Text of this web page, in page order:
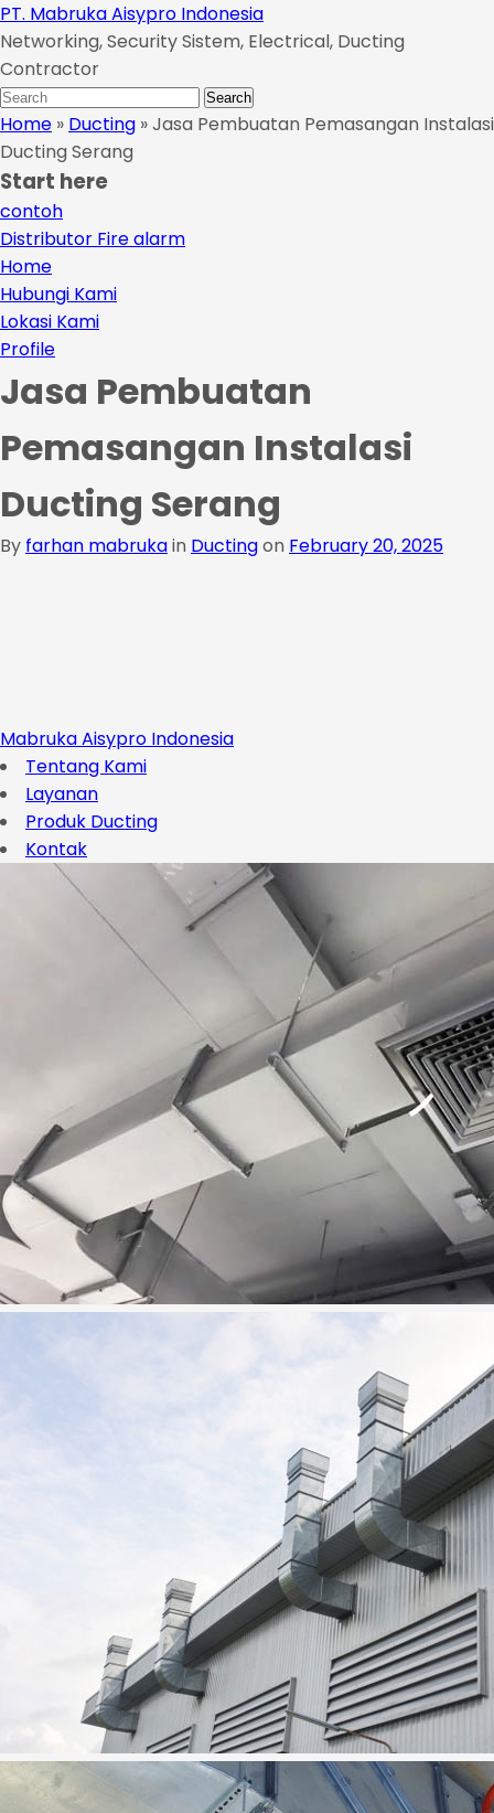
Skip
to
main
content
PT. Mabruka Aisypro Indonesia
Networking, Security Sistem, Electrical, Ducting
Contractor
Search
for:
Search
Home » Ducting »Jasa Pembuatan Pemasangan Instalasi
Ducting Serang
Start here
contoh
Distributor Fire alarm
Home
Hubungi Kami
Lokasi Kami
Profile
Jasa Pembuatan
Pemasangan Instalasi
Ducting Serang
By farhan mabrukain Ductingon February 20, 2025
Mabruka Aisypro Indonesia
Tentang Kami
Layanan
Produk Ducting
Kontak